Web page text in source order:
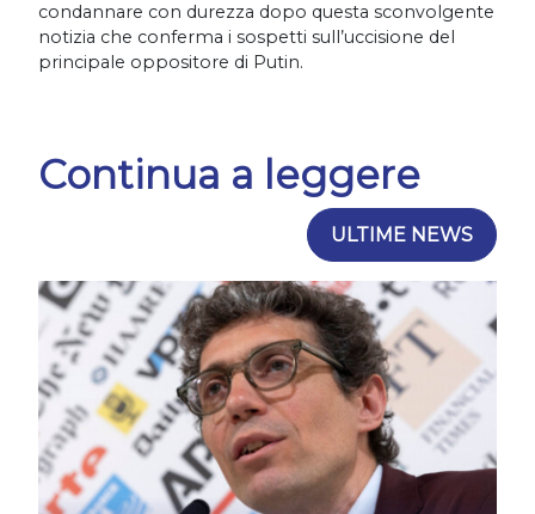
condannare con durezza dopo questa sconvolgente
notizia che conferma i sospetti sull’uccisione del
principale oppositore di Putin.
Continua a leggere
ULTIME NEWS